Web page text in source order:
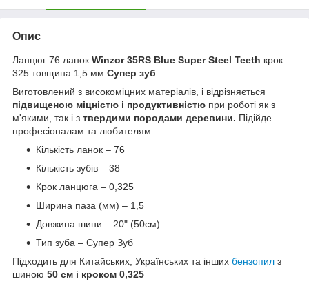
Опис
Ланцюг 76 ланок Winzor 35RS Blue Super Steel Teeth крок
325 товщина 1,5 мм Супер зуб
Виготовлений з високоміцних матеріалів, і відрізняється
підвищеною міцністю і продуктивністю при роботі як з
м'якими, так і з твердими породами деревини. Підійде
професіоналам та любителям.
Кількість ланок – 76
Кількість зубів – 38
Крок ланцюга – 0,325
Ширина паза (мм) – 1,5
Довжина шини – 20" (50см)
Тип зуба – Супер Зуб
Підходить для Китайських, Українських та інших бензопил з
шиною 50 см і кроком 0,325